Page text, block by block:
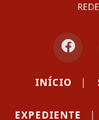
INÍCIO |
EXPEDIENTE |